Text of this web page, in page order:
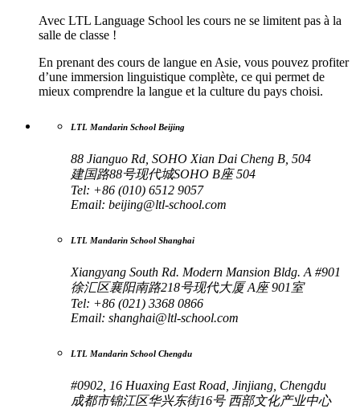
Avec LTL Language School les cours ne se limitent pas à la
salle de classe !
En prenant des cours de langue en Asie, vous pouvez profiter
d’une immersion linguistique complète, ce qui permet de
mieux comprendre la langue et la culture du pays choisi.
LTL Mandarin School Beijing
88 Jianguo Rd, SOHO Xian Dai Cheng B, 504
建国路88号现代城SOHO B座 504
Tel: +86 (010) 6512 9057
Email: beijing@ltl-school.com
LTL Mandarin School Shanghai
Xiangyang South Rd. Modern Mansion Bldg. A #901
徐汇区襄阳南路218号现代大厦 A座 901室
Tel: +86 (021) 3368 0866
Email: shanghai@ltl-school.com
LTL Mandarin School Chengdu
#0902, 16 Huaxing East Road, Jinjiang, Chengdu
成都市锦江区华兴东街16号 西部文化产业中心